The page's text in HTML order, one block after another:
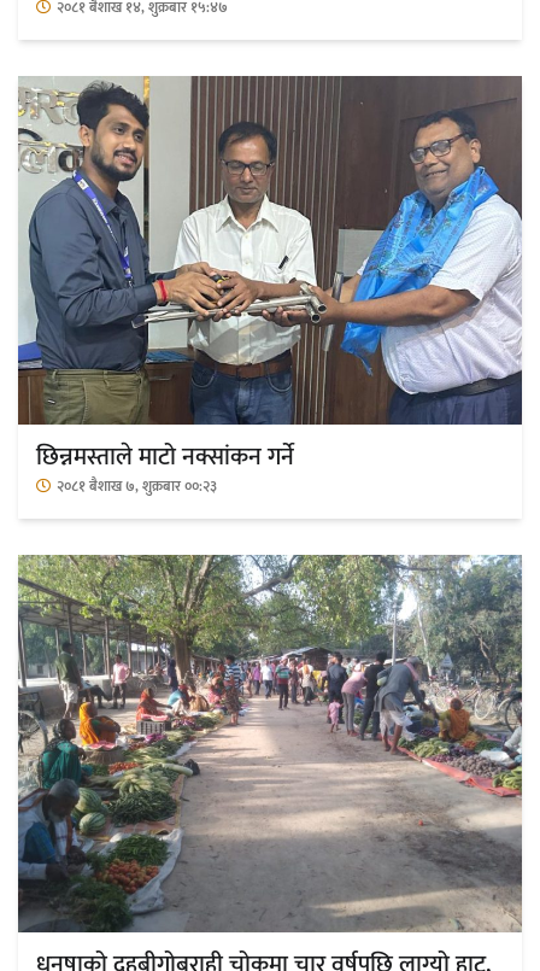
२०८१ बैशाख १४, शुक्रबार १५:४७
छिन्नमस्ताले माटो नक्सांकन गर्ने
२०८१ बैशाख ७, शुक्रबार ००:२३